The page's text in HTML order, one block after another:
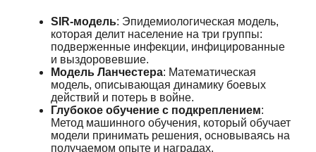
SIR-модель: Эпидемиологическая модель,
которая делит население на три группы:
подверженные инфекции, инфицированные
и выздоровевшие.
Модель Ланчестера: Математическая
модель, описывающая динамику боевых
действий и потерь в войне.
Глубокое обучение с подкреплением:
Метод машинного обучения, который обучает
модели принимать решения, основываясь на
получаемом опыте и наградах.